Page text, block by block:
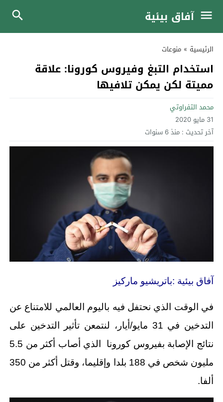
آفاق بيئية
الرئيسية » منوعات
استخدام التبغ وفيروس كورونا: علاقة
مميتة لكن يمكن تلافيها
محمد التفراوتي
31 مايو 2020
آخر تحديث : منذ 6 سنوات
آفاق بيئية :باتريشيو ماركيز
في الوقت الذي نحتفل فيه باليوم العالمي للامتناع عن
التدخين في 31 مايو/أيار، لنتمعن تأثير التدخين على
نتائج الإصابة بفيروس كورونا الذي أصاب أكثر من 5.5
مليون شخص في 188 بلدا وإقليما، وقتل أكثر من 350
ألفا.